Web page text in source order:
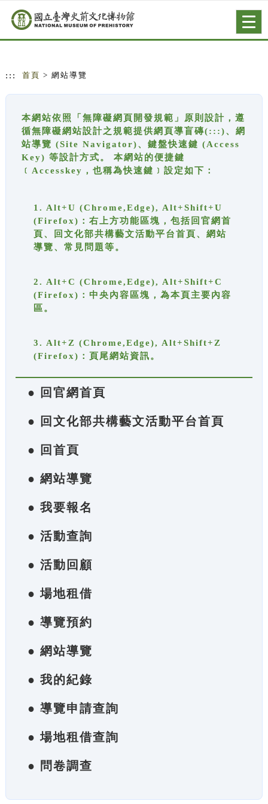
跳到主要內容
網站導覽
::: 首頁 > 網站導覽
本網站依照「無障礙網頁開發規範」原則設計，遵
循無障礙網站設計之規範提供網頁導盲磚(:::)、網
站導覽 (Site Navigator)、鍵盤快速鍵 (Access
Key) 等設計方式。 本網站的便捷鍵
﹝Accesskey，也稱為快速鍵﹞設定如下：
1. Alt+U (Chrome,Edge), Alt+Shift+U
(Firefox)：右上方功能區塊，包括回官網首
頁、回文化部共構藝文活動平台首頁、網站
導覽、常見問題等。
2. Alt+C (Chrome,Edge), Alt+Shift+C
(Firefox)：中央內容區塊，為本頁主要內容
區。
3. Alt+Z (Chrome,Edge), Alt+Shift+Z
(Firefox)：頁尾網站資訊。
● 回官網首頁
● 回文化部共構藝文活動平台首頁
● 回首頁
● 網站導覽
● 我要報名
● 活動查詢
● 活動回顧
● 場地租借
● 導覽預約
● 網站導覽
● 我的紀錄
● 導覽申請查詢
● 場地租借查詢
● 問卷調查